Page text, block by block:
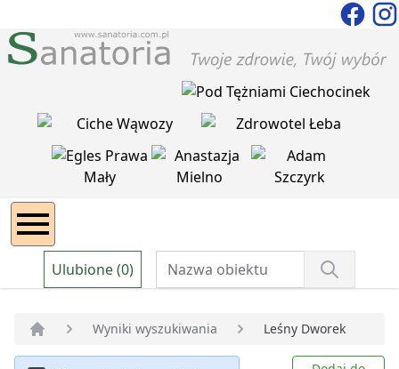
Ulubione (0)
Wyniki wyszukiwania Leśny Dworek